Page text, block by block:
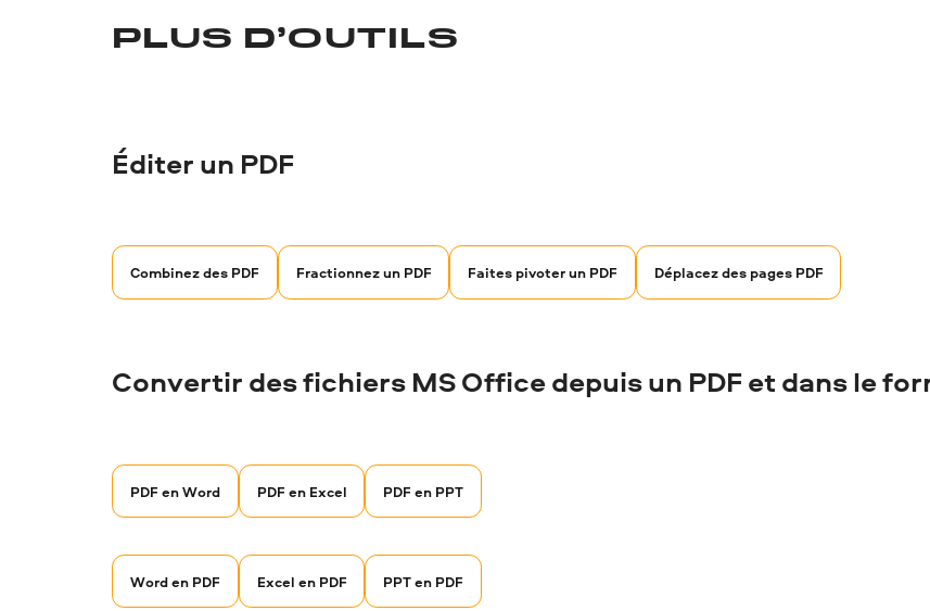
PLUS D’OUTILS
Éditer un PDF
Combinez des PDF Fractionnez un PDF Faites pivoter un PDF Déplacez des pages PDF
Convertir des fichiers MS Office depuis un PDF et dans le
PDF en Word PDF en Excel PDF en PPT
Word en PDF Excel en PDF PPT en PDF